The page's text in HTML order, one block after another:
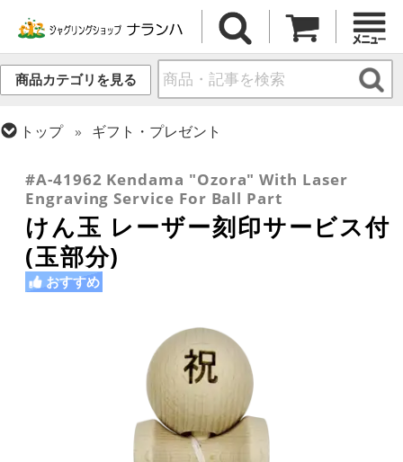
商品カテゴリを見る
トップ
ギフト・プレゼント
#A-41962 Kendama "Ozora" With Laser
Engraving Service For Ball Part
けん玉 レーザー刻印サービス付
(玉部分)
おすすめ